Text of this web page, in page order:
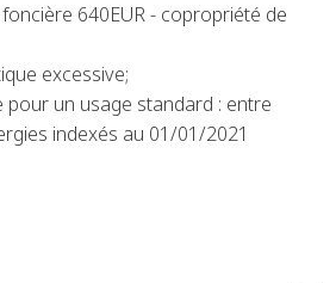
640EUR - copropriété de
excessive;
un usage standard : entre
indexés au 01/01/2021